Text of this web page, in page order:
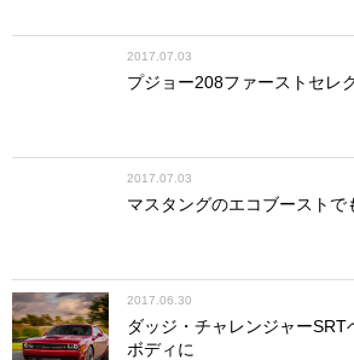
2017.07.03
プジョー208ファーストセレ
2017.07.03
マスタングのエコブーストで
2017.06.30
ダッジ・チャレンジャーSRT
ボディに